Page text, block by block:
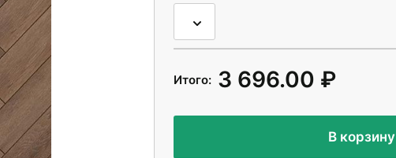
Итого: 3 696.00 ₽
В корзину